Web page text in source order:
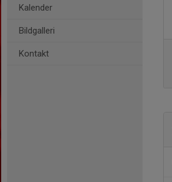
Kalender
Bildgalleri
Kontakt